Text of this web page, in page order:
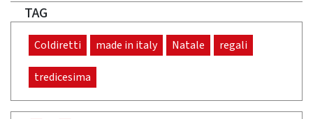
TAG
Coldiretti made in italy Natale regali
tredicesima